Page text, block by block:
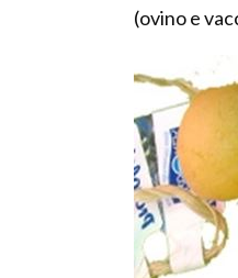
(ovino e